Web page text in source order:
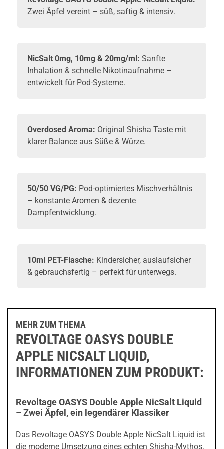
Zwei Äpfel vereint – süß, saftig & intensiv.
NicSalt 0mg, 10mg & 20mg/ml: Sanfte
Inhalation & schnelle Nikotinaufnahme –
entwickelt für Pod-Systeme.
Overdosed Aroma: Original Shisha Taste mit
klarer Balance aus Süße & Würze.
50/50 VG/PG: Pod-optimiertes Mischverhältnis
– konstante Aromen & dezente
Dampfentwicklung.
10ml PET-Flasche: Kindersicher, auslaufsicher
& gebrauchsfertig – perfekt für unterwegs.
MEHR ZUM THEMA
REVOLTAGE OASYS DOUBLE
APPLE NICSALT LIQUID,
INFORMATIONEN ZUM PRODUKT:
Revoltage OASYS Double Apple NicSalt Liquid
– Zwei Äpfel, ein legendärer Klassiker
Das Revoltage OASYS Double Apple NicSalt Liquid ist
die moderne Umsetzung eines echten Shisha-Mythos.